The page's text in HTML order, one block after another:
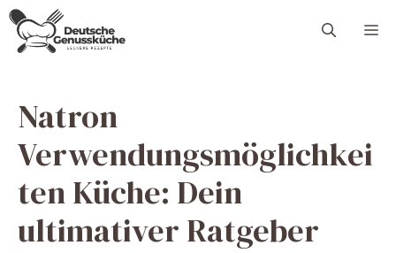
Skip
content
Natron
Verwendungsmöglichkei
ten Küche: Dein
ultimativer Ratgeber